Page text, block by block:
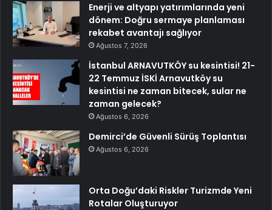
Enerji ve altyapı yatırımlarında yeni
dönem: Doğru sermaye planlaması
rekabet avantajı sağlıyor
Ağustos 7, 2026
İstanbul ARNAVUTKÖY su kesintisi! 21-
22 Temmuz İSKİ Arnavutköy su
kesintisi ne zaman bitecek, sular ne
zaman gelecek?
Ağustos 6, 2026
Demirci’de Güvenli Sürüş Toplantısı
Ağustos 6, 2026
Orta Doğu’daki Riskler Turizmde Yeni
Rotalar Oluşturuyor